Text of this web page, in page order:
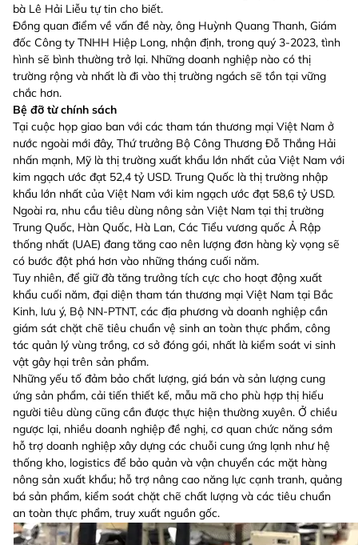
bà Lê Hải Liễu tự tin cho biết.
Đồng quan điểm về vấn đề này, ông Huỳnh Quang Thanh, Giám
đốc Công ty TNHH Hiệp Long, nhận định, trong quý 3-2023, tình
hình sẽ bình thường trở lại. Những doanh nghiệp nào có thị
trường rộng và nhất là đi vào thị trường ngách sẽ tồn tại vững
chắc hơn.
Bệ đỡ từ chính sách
Tại cuộc họp giao ban với các tham tán thương mại Việt Nam ở
nước ngoài mới đây, Thứ trưởng Bộ Công Thương Đỗ Thắng Hải
nhấn mạnh, Mỹ là thị trường xuất khẩu lớn nhất của Việt Nam với
kim ngạch ước đạt 52,4 tỷ USD. Trung Quốc là thị trường nhập
khẩu lớn nhất của Việt Nam với kim ngạch ước đạt 58,6 tỷ USD.
Ngoài ra, nhu cầu tiêu dùng nông sản Việt Nam tại thị trường
Trung Quốc, Hàn Quốc, Hà Lan, Các Tiểu vương quốc Ả Rập
thống nhất (UAE) đang tăng cao nên lượng đơn hàng kỳ vọng sẽ
có bước đột phá hơn vào những tháng cuối năm.
Tuy nhiên, để giữ đà tăng trưởng tích cực cho hoạt động xuất
khẩu cuối năm, đại diện tham tán thương mại Việt Nam tại Bắc
Kinh, lưu ý, Bộ NN-PTNT, các địa phương và doanh nghiệp cần
giám sát chặt chẽ tiêu chuẩn vệ sinh an toàn thực phẩm, công
tác quản lý vùng trồng, cơ sở đóng gói, nhất là kiểm soát vi sinh
vật gây hại trên sản phẩm.
Những yếu tố đảm bảo chất lượng, giá bán và sản lượng cung
ứng sản phẩm, cải tiến thiết kế, mẫu mã cho phù hợp thị hiếu
người tiêu dùng cũng cần được thực hiện thường xuyên. Ở chiều
ngược lại, nhiều doanh nghiệp đề nghị, cơ quan chức năng sớm
hỗ trợ doanh nghiệp xây dựng các chuỗi cung ứng lạnh như hệ
thống kho, logistics để bảo quản và vận chuyển các mặt hàng
nông sản xuất khẩu; hỗ trợ nâng cao năng lực cạnh tranh, quảng
bá sản phẩm, kiểm soát chặt chẽ chất lượng và các tiêu chuẩn
an toàn thực phẩm, truy xuất nguồn gốc.